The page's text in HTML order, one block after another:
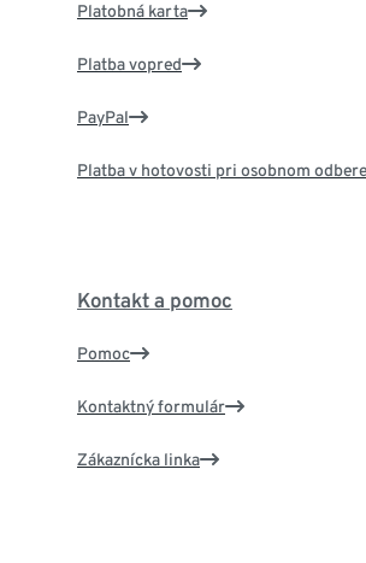
Platobná karta
Platba vopred
PayPal
Platba v hotovosti pri osobnom odbere
Kontakt a pomoc
Pomoc
Kontaktný formulár
Zákaznícka linka